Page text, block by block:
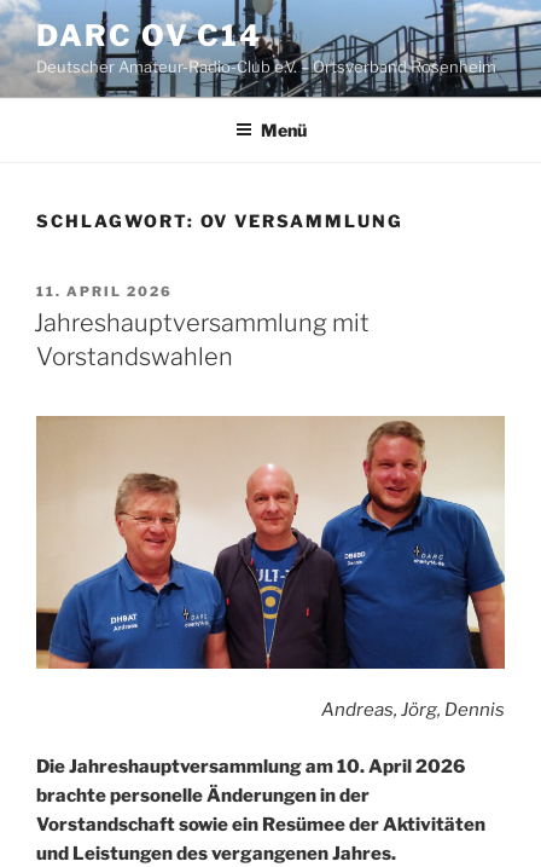
Zum
Inhalt
springen
DARC OV C14
Deutscher Amateur-Radio-Club e.V. – Ortsverband Rosenheim
Menü
SCHLAGWORT: OV VERSAMMLUNG
VERÖFFENTLICHT
AM
11. APRIL 2026
Jahreshauptversammlung mit
Vorstandswahlen
Andreas, Jörg, Dennis
Die Jahreshauptversammlung am 10. April 2026
brachte personelle Änderungen in der
Vorstandschaft sowie ein Resümee der Aktivitäten
und Leistungen des vergangenen Jahres.